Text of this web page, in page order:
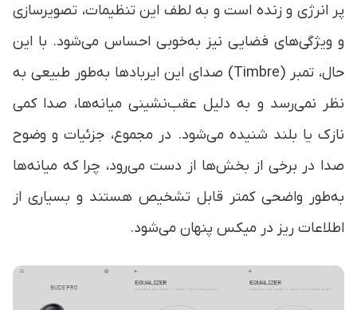
پر انرژی و زنده است و به لطف این تنظیمات، تصویرسازی
و ویژگی‌های فضایی نیز به‌خوبی احساس می‌شود. با این
حال، تمبر (Timbre) صدای این ایربادها به‌طور طبیعی به
نظر نمی‌رسد و به دلیل عقب‌نشینی میانه‌ها، صدا کمی
نازک یا بلند شنیده می‌شود. در مجموع، جزئیات و وضوح
صدا در برخی از بخش‌ها از دست می‌رود، چرا که میانه‌ها
به‌طور واضحی کمتر قابل تشخیص هستند و بسیاری از
اطلاعات ریز در میکس پنهان می‌شود.